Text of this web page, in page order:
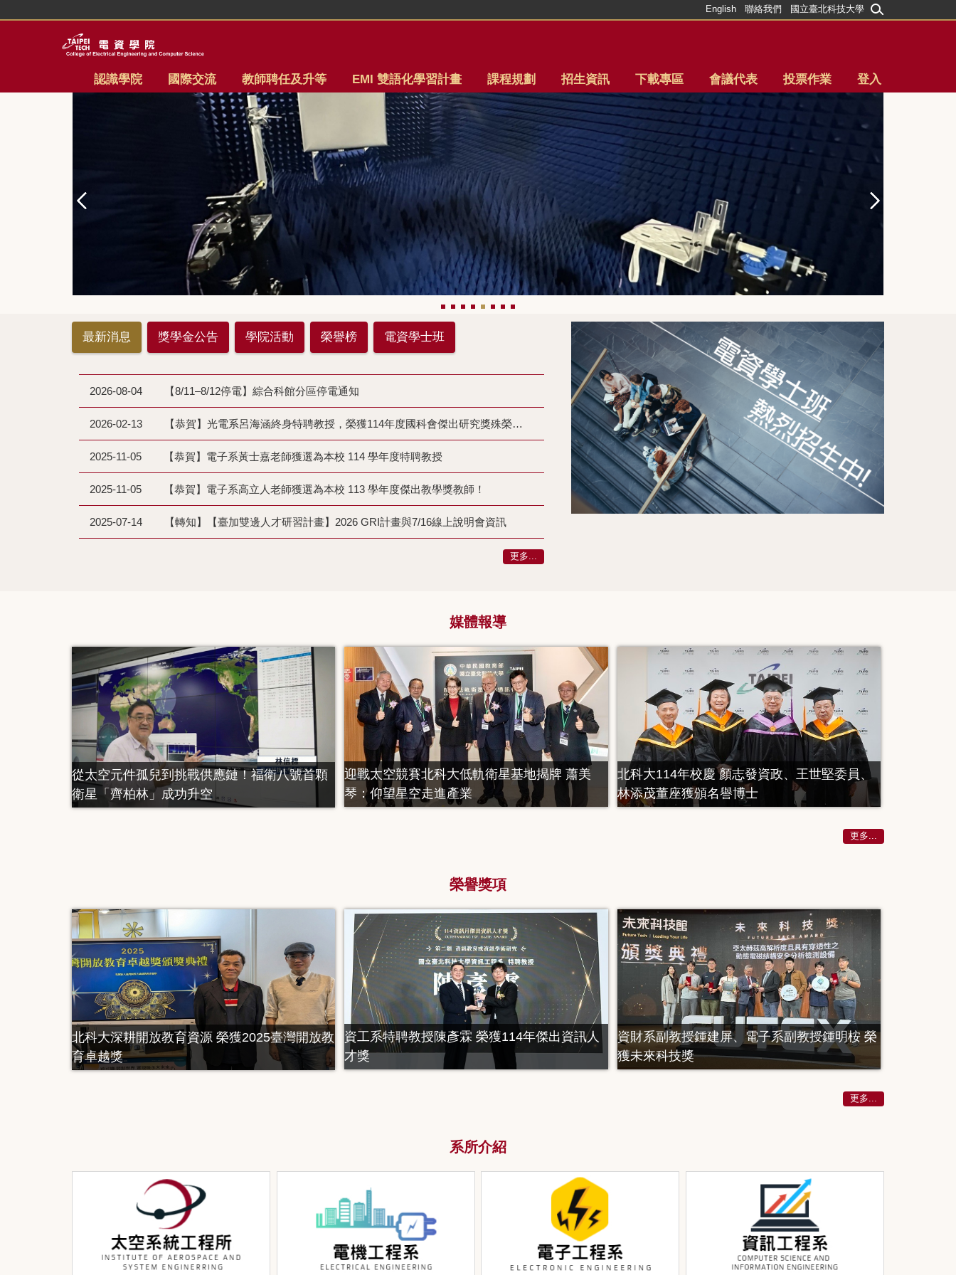
認識學院 國際交流 教師聘任及升等 EMI 雙語化學習計畫 課程規劃 招生資訊 下載專區 會議代表 投票作業 登入
English 聯絡我們 國立臺北科技大學
最新消息 獎學金公告 學院活動 榮譽榜 電資學士班
2026-08-04 【8/11–8/12停電】綜合科館分區停電通知
2026-02-13 【恭賀】光電系呂海涵終身特聘教授，榮獲114年度國科會傑出研究獎殊榮，為校爭光！
2025-11-05 【恭賀】電子系黃士嘉老師獲選為本校 114 學年度特聘教授
2025-11-05 【恭賀】電子系高立人老師獲選為本校 113 學年度傑出教學獎教師！
2025-07-14 【轉知】【臺加雙邊人才研習計畫】2026 GRI計畫與7/16線上說明會資訊
更多...
媒體報導
從太空元件孤兒到挑戰供應鏈！福衛八號首顆
衛星「齊柏林」成功升空
迎戰太空競賽北科大低軌衛星基地揭牌 蕭美
琴：仰望星空走進產業
北科大114年校慶 顏志發資政、王世堅委員、
林添茂董座獲頒名譽博士
更多...
榮譽獎項
北科大深耕開放教育資源 榮獲2025臺灣開放教
育卓越獎
資工系特聘教授陳彥霖 榮獲114年傑出資訊人
才獎
資財系副教授鍾建屏、電子系副教授鍾明桉 榮
獲未來科技獎
更多...
系所介紹